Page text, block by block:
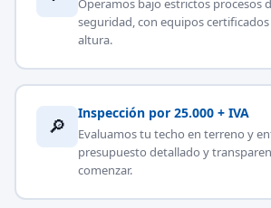
seguridad, con equipos
altura.
🔎
Inspección por 25.000 + IVA
Evaluamos tu techo en terreno y
presupuesto detallado y
comenzar.